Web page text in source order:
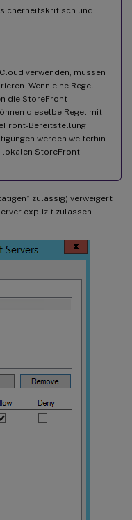
und
verwenden, müssen
Wenn eine Regel
die StoreFront-
dieselbe Regel mit
Bereitstellung
werden weiterhin
lokalen StoreFront
zulässig) verweigert
explizit zulassen.